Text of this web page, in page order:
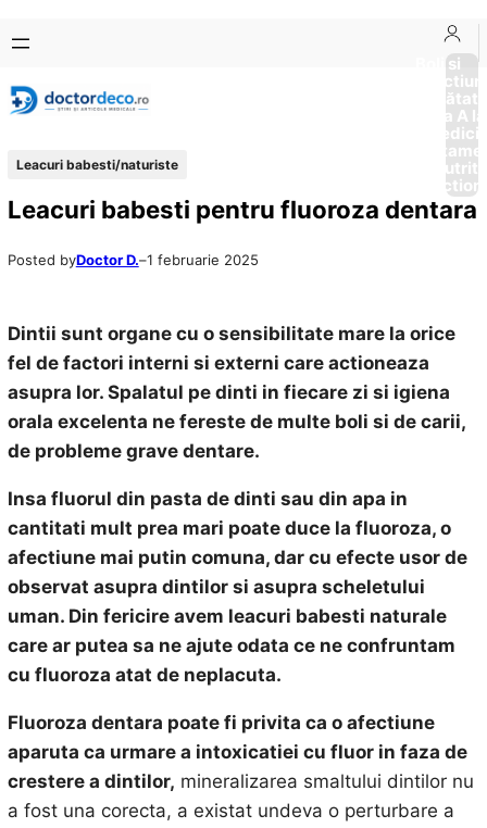
conținut
content
Boli si
Afectiuni
Sănătate
de la A
Leacuri babesti/naturiste
Leacuri babesti pentru fluoroza dentara
Posted byDoctor D.–1 februarie 2025
Dintii sunt organe cu o sensibilitate mare la orice
fel de factori interni si externi care actioneaza
asupra lor. Spalatul pe dinti in fiecare zi si igiena
orala excelenta ne fereste de multe boli si de carii,
de probleme grave dentare.
Insa fluorul din pasta de dinti sau din apa in
cantitati mult prea mari poate duce la fluoroza, o
afectiune mai putin comuna, dar cu efecte usor de
observat asupra dintilor si asupra scheletului
uman. Din fericire avem leacuri babesti naturale
care ar putea sa ne ajute odata ce ne confruntam
cu fluoroza atat de neplacuta.
Fluoroza dentara poate fi privita ca o afectiune
aparuta ca urmare a intoxicatiei cu fluor in faza de
crestere a dintilor, mineralizarea smaltului dintilor nu
a fost una corecta, a existat undeva o perturbare a